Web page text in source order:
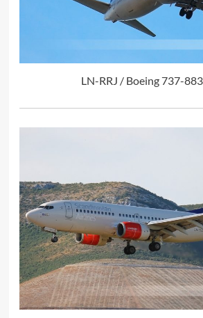
LN-RRJ / Boeing 737-883